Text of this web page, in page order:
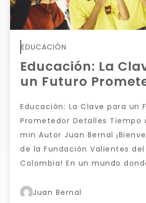
EDUCACIÓN
Educación: La
un Futuro
Educación: La Clave para un
Prometedor Detalles Tiempo
min Autor Juan Bernal
de la Fundación Valientes del
Colombia! En un mundo
Juan Bernal